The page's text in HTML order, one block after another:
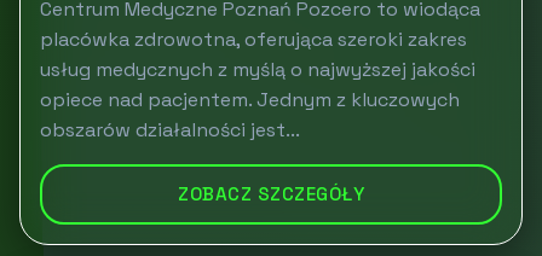
Centrum Medyczne Poznań Pozcero to wiodąca
placówka zdrowotna, oferująca szeroki zakres
usług medycznych z myślą o najwyższej jakości
opiece nad pacjentem. Jednym z kluczowych
obszarów działalności jest...
ZOBACZ SZCZEGÓŁY